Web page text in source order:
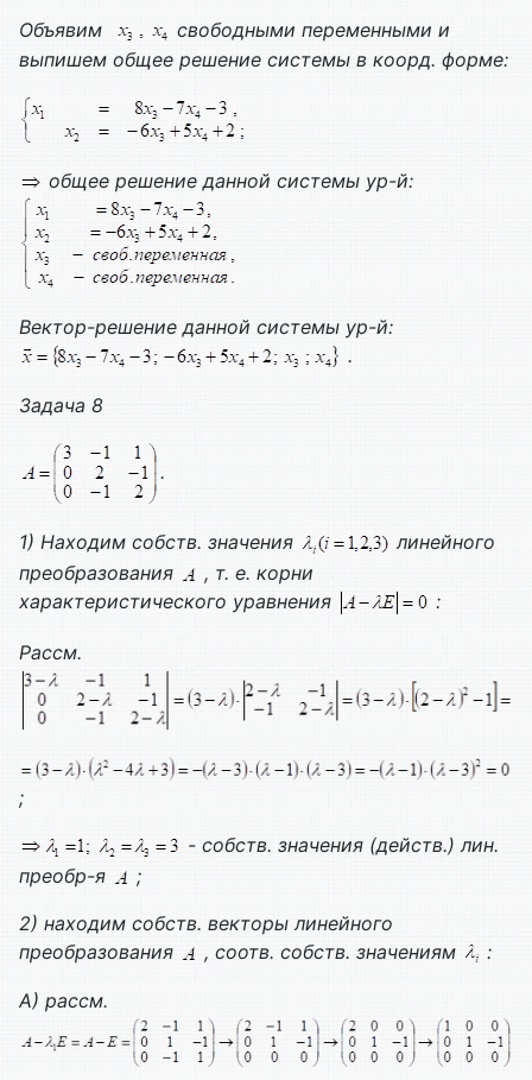
Объявим
свободными переменными и
выпишем общее решение системы в коорд. форме:
общее решение данной системы ур-й:
Вектор-решение данной системы ур-й:
.
Задача 8
.
1) Находим собств. значения
линейного
преобразования
, т. е. корни
характеристического уравнения
:
Рассм.
;
- собств. значения (действ.) лин.
преобр-я
;
2) находим собств. векторы линейного
преобразования
, соотв. собств. значениям :
А) рассм.